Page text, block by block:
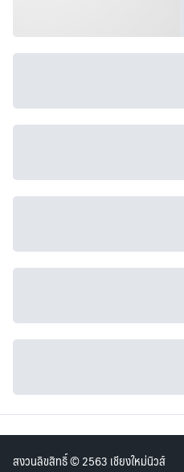
สงวนลิขสิทธิ์ © 2563 เชียงใหม่นิวส์